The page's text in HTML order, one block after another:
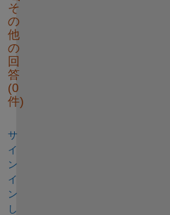
そ
の
他
の
回
答
(0
件)
サ
イ
ン
イ
ン
し